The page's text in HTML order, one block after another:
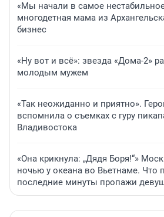
«Мы начали в самое
многодетная мама из
бизнес
«Ну вот и всё»: звезда «Дома-2»
молодым мужем
«Так неожиданно и приятно».
вспомнила о съемках с гуру
Владивостока
«Она крикнула: „Дядя Боря!“»
ночью у океана во Вьетнаме. Что
последние минуты пропажи